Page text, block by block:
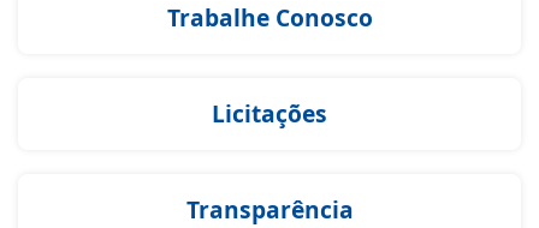
Trabalhe Conosco
Licitações
Transparência